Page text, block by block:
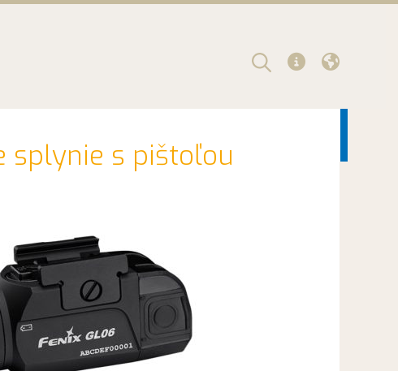
splynie s pištoľou